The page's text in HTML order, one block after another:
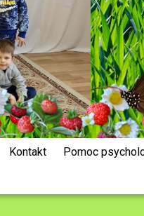
Kontakt Pomoc